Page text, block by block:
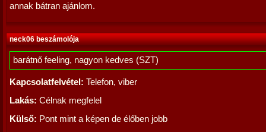
annak bátran ajánlom.
neck06 beszámolója
barátnő feeling, nagyon kedves (SZT)
Kapcsolatfelvétel: Telefon, viber
Lakás: Célnak megfelel
Külső: Pont mint a képen de élőben jobb